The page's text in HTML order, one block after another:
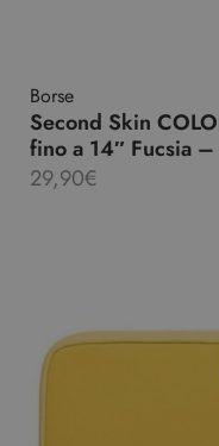
Borse
Second Skin
fino a 14″ Fucsia
29,90€